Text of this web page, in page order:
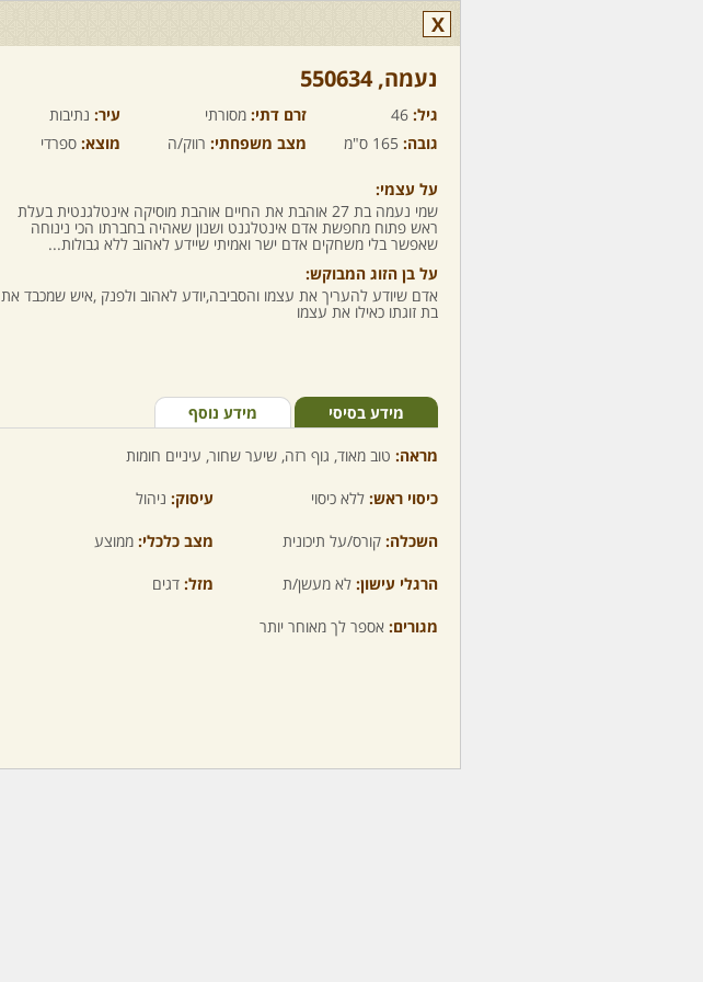
X
נעמה,‏ 550634
גיל: 46 זרם דתי: מסורתי עיר: נתיבות
גובה: 165 ס"מ מצב משפחתי: רווק/ה מוצא: ספרדי
על עצמי:
שמי נעמה בת 27 אוהבת את החיים אוהבת מוסיקה אינטלגנטית בעלת
ראש פתוח מחפשת אדם אינטלגנט ושנון שאהיה בחברתו הכי נינוחה
שאפשר בלי משחקים אדם ישר ואמיתי שיידע לאהוב ללא גבולות...
על בן הזוג המבוקש:
אדם שיודע להעריך את עצמו והסביבה,יודע לאהוב ולפנק ,איש שמכבד את
בת זוגתו כאילו את עצמו
מידע בסיסי מידע נוסף
מראה: טוב מאוד, גוף רזה, שיער שחור, עיניים חומות
כיסוי ראש: ללא כיסוי עיסוק: ניהול
השכלה: קורס/על תיכונית מצב כלכלי: ממוצע
הרגלי עישון: לא מעשן/ת מזל: דגים
מגורים: אספר לך מאוחר יותר